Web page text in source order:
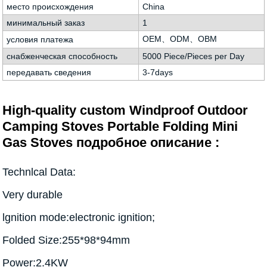
место происхождения
China
минимальный заказ
1
условия платежа
OEM、ODM、OBM
снабженческая способность
5000 Piece/Pieces per Day
передавать сведения
3-7days
High-quality custom Windproof Outdoor
Camping Stoves Portable Folding Mini
Gas Stoves подробное описание :
Technlcal Data:
Very durable
lgnition mode:electronic ignition;
Folded Size:255*98*94mm
Power:2.4KW